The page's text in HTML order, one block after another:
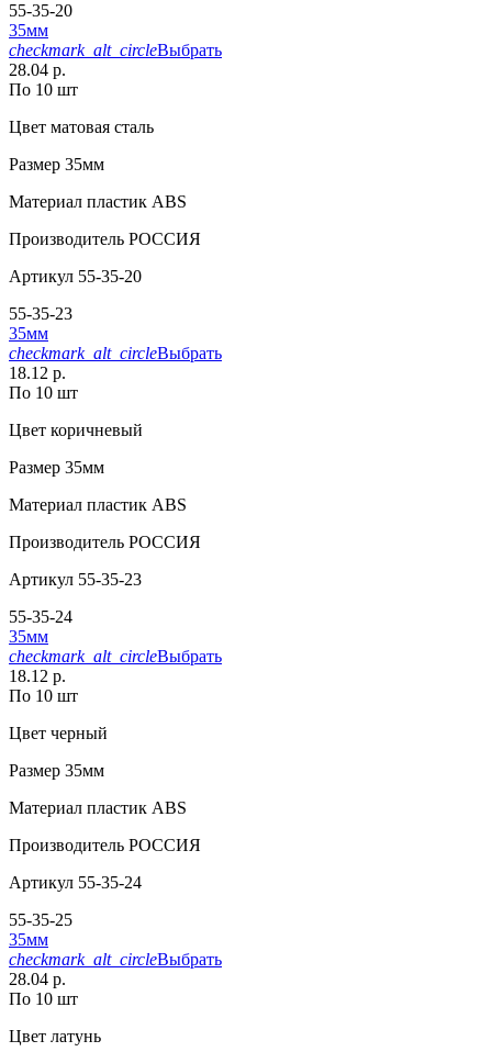
55-35-20
35мм
checkmark_alt_circleВыбрать
28.04 р.
По 10 шт
Цвет матовая сталь
Размер 35мм
Материал пластик АВS
Производитель РОССИЯ
Артикул 55-35-20
55-35-23
35мм
checkmark_alt_circleВыбрать
18.12 р.
По 10 шт
Цвет коричневый
Размер 35мм
Материал пластик АВS
Производитель РОССИЯ
Артикул 55-35-23
55-35-24
35мм
checkmark_alt_circleВыбрать
18.12 р.
По 10 шт
Цвет черный
Размер 35мм
Материал пластик АВS
Производитель РОССИЯ
Артикул 55-35-24
55-35-25
35мм
checkmark_alt_circleВыбрать
28.04 р.
По 10 шт
Цвет латунь